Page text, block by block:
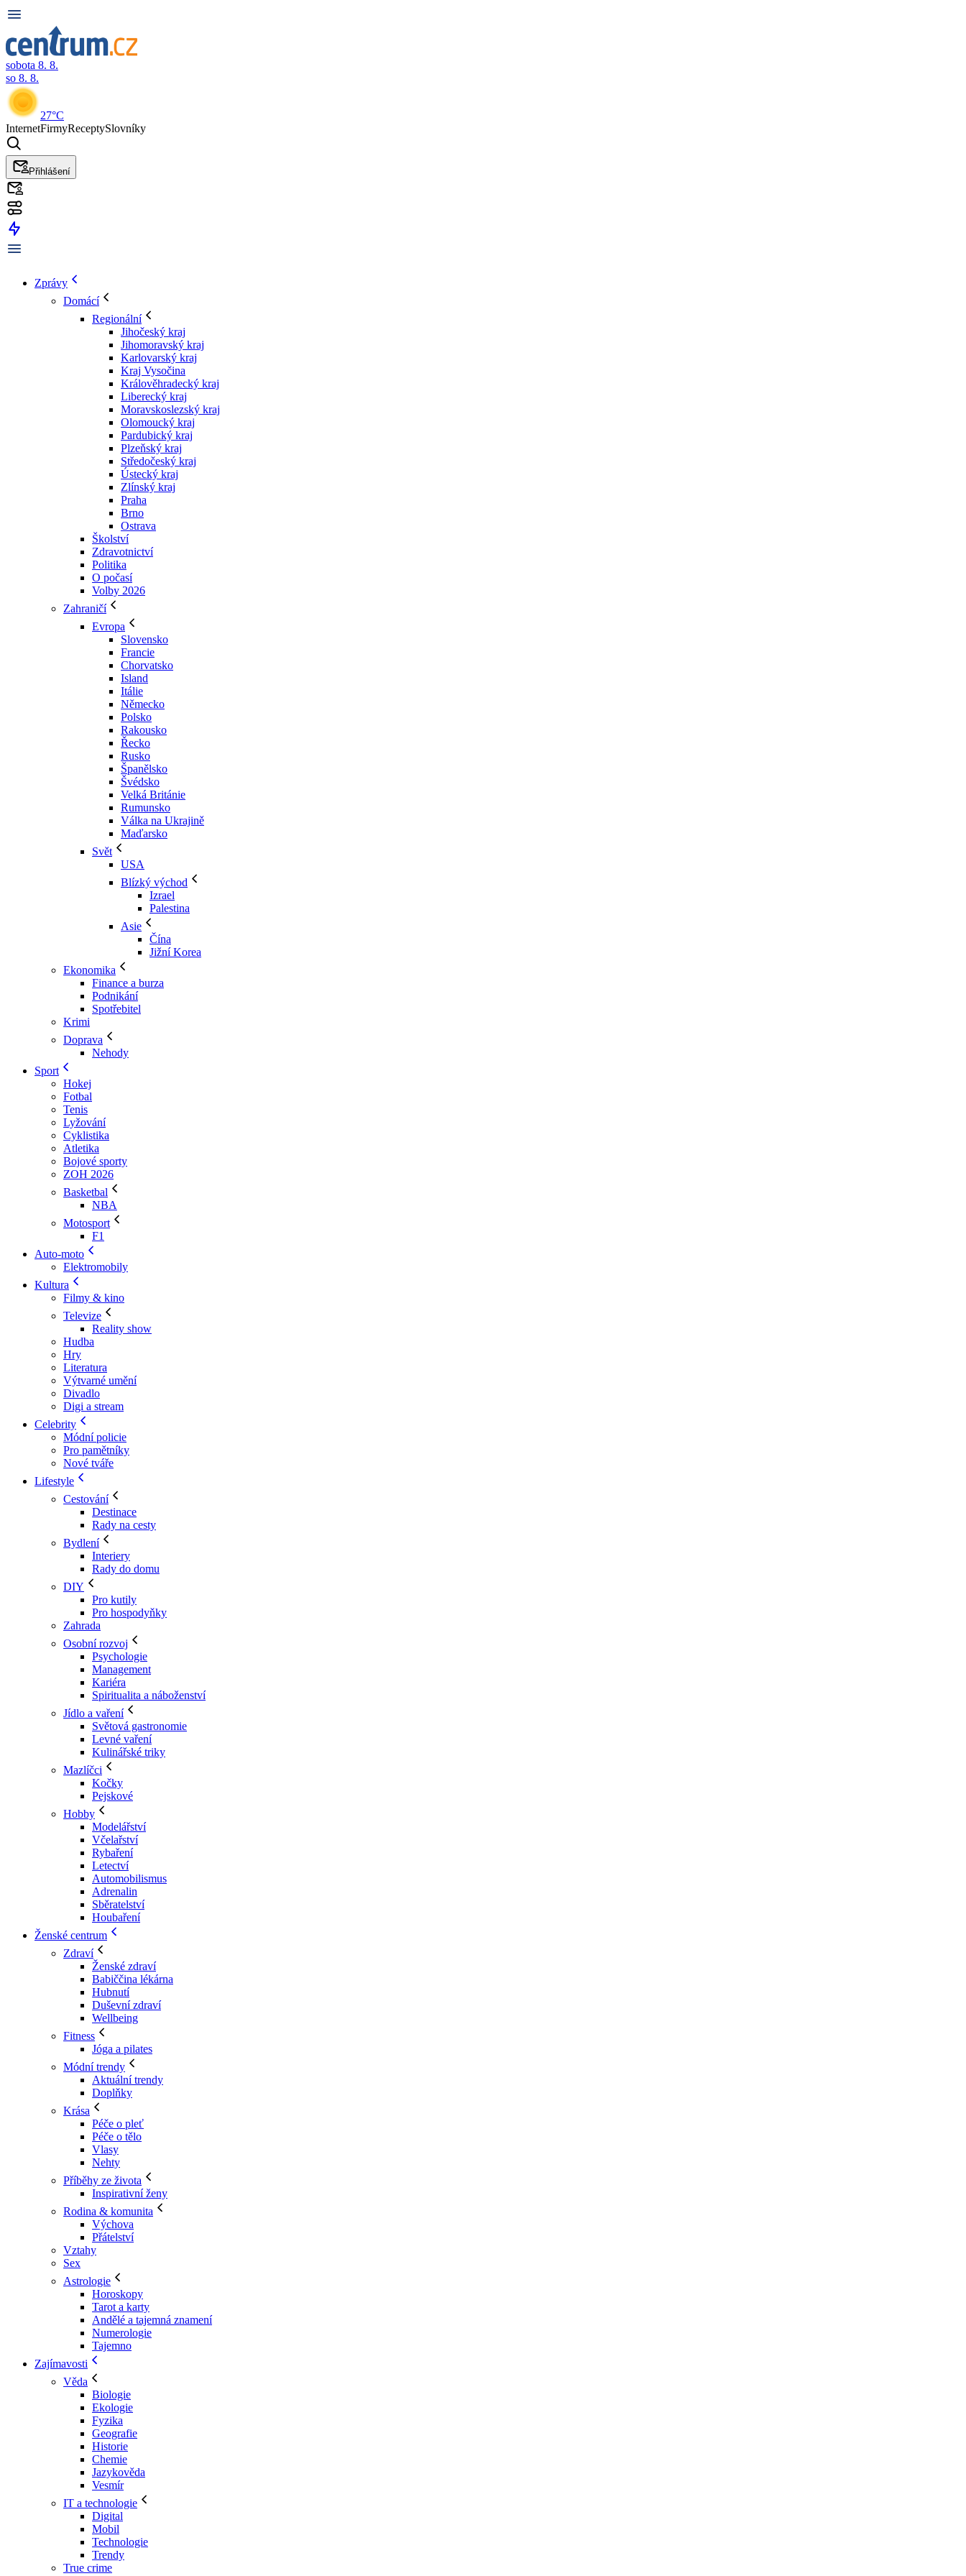
sobota 8. 8.
so 8. 8.
27°C
InternetFirmyReceptySlovníky
Přihlášení
Zprávy
Domácí
Regionální
Jihočeský kraj
Jihomoravský kraj
Karlovarský kraj
Kraj Vysočina
Králověhradecký kraj
Liberecký kraj
Moravskoslezský kraj
Olomoucký kraj
Pardubický kraj
Plzeňský kraj
Středočeský kraj
Ústecký kraj
Zlínský kraj
Praha
Brno
Ostrava
Školství
Zdravotnictví
Politika
O počasí
Volby 2026
Zahraničí
Evropa
Slovensko
Francie
Chorvatsko
Island
Itálie
Německo
Polsko
Rakousko
Řecko
Rusko
Španělsko
Švédsko
Velká Británie
Rumunsko
Válka na Ukrajině
Maďarsko
Svět
USA
Blízký východ
Izrael
Palestina
Asie
Čína
Jižní Korea
Ekonomika
Finance a burza
Podnikání
Spotřebitel
Krimi
Doprava
Nehody
Sport
Hokej
Fotbal
Tenis
Lyžování
Cyklistika
Atletika
Bojové sporty
ZOH 2026
Basketbal
NBA
Motosport
F1
Auto-moto
Elektromobily
Kultura
Filmy & kino
Televize
Reality show
Hudba
Hry
Literatura
Výtvarné umění
Divadlo
Digi a stream
Celebrity
Módní policie
Pro pamětníky
Nové tváře
Lifestyle
Cestování
Destinace
Rady na cesty
Bydlení
Interiery
Rady do domu
DIY
Pro kutily
Pro hospodyňky
Zahrada
Osobní rozvoj
Psychologie
Management
Kariéra
Spiritualita a náboženství
Jídlo a vaření
Světová gastronomie
Levné vaření
Kulinářské triky
Mazlíčci
Kočky
Pejskové
Hobby
Modelářství
Včelařství
Rybaření
Letectví
Automobilismus
Adrenalin
Sběratelství
Houbaření
Ženské centrum
Zdraví
Ženské zdraví
Babiččina lékárna
Hubnutí
Duševní zdraví
Wellbeing
Fitness
Jóga a pilates
Módní trendy
Aktuální trendy
Doplňky
Krása
Péče o pleť
Péče o tělo
Vlasy
Nehty
Příběhy ze života
Inspirativní ženy
Rodina & komunita
Výchova
Přátelství
Vztahy
Sex
Astrologie
Horoskopy
Tarot a karty
Andělé a tajemná znamení
Numerologie
Tajemno
Zajímavosti
Věda
Biologie
Ekologie
Fyzika
Geografie
Historie
Chemie
Jazykověda
Vesmír
IT a technologie
Digital
Mobil
Technologie
Trendy
True crime